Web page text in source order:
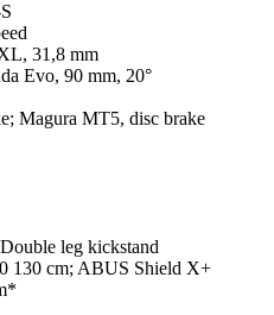
31,8 mm
Evo, 90 mm, 20°
Magura MT5, disc brake
leg kickstand
130 cm; ABUS Shield X+